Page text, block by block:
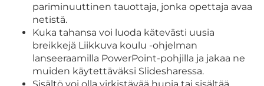
pariminuuttinen tauottaja, jonka opettaja avaa
netistä.
Kuka tahansa voi luoda kätevästi uusia
breikkejä Liikkuva koulu -ohjelman
lanseeraamilla PowerPoint-pohjilla ja jakaa ne
muiden käytettäväksi Slidesharessa.